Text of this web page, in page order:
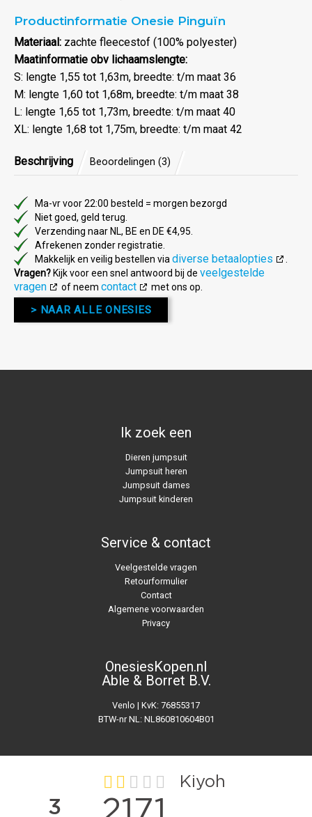
Productinformatie Onesie Pinguïn
Materiaal: zachte fleecestof (100% polyester)
Maatinformatie obv lichaamslengte:
S: lengte 1,55 tot 1,63m, breedte: t/m maat 36
M: lengte 1,60 tot 1,68m, breedte: t/m maat 38
L: lengte 1,65 tot 1,73m, breedte: t/m maat 40
XL: lengte 1,68 tot 1,75m, breedte: t/m maat 42
Beschrijving Beoordelingen (3)
Ma-vr voor 22:00 besteld = morgen bezorgd
Niet goed, geld terug.
Verzending naar NL, BE en DE €4,95.
Afrekenen zonder registratie.
Makkelijk en veilig bestellen via diverse betaalopties
Vragen?Kijk voor een snel antwoord bij de veelgestelde
vragen
of neem contact met ons op.
> NAAR ALLE ONESIES
Ik zoek een
Dieren jumpsuit
Jumpsuit heren
Jumpsuit dames
Jumpsuit kinderen
Service & contact
Veelgestelde vragen
Retourformulier
Contact
Algemene voorwaarden
Privacy
OnesiesKopen.nl
Able & Borret B.V.
Venlo | KvK: 76855317
BTW-nr NL: NL860810604B01